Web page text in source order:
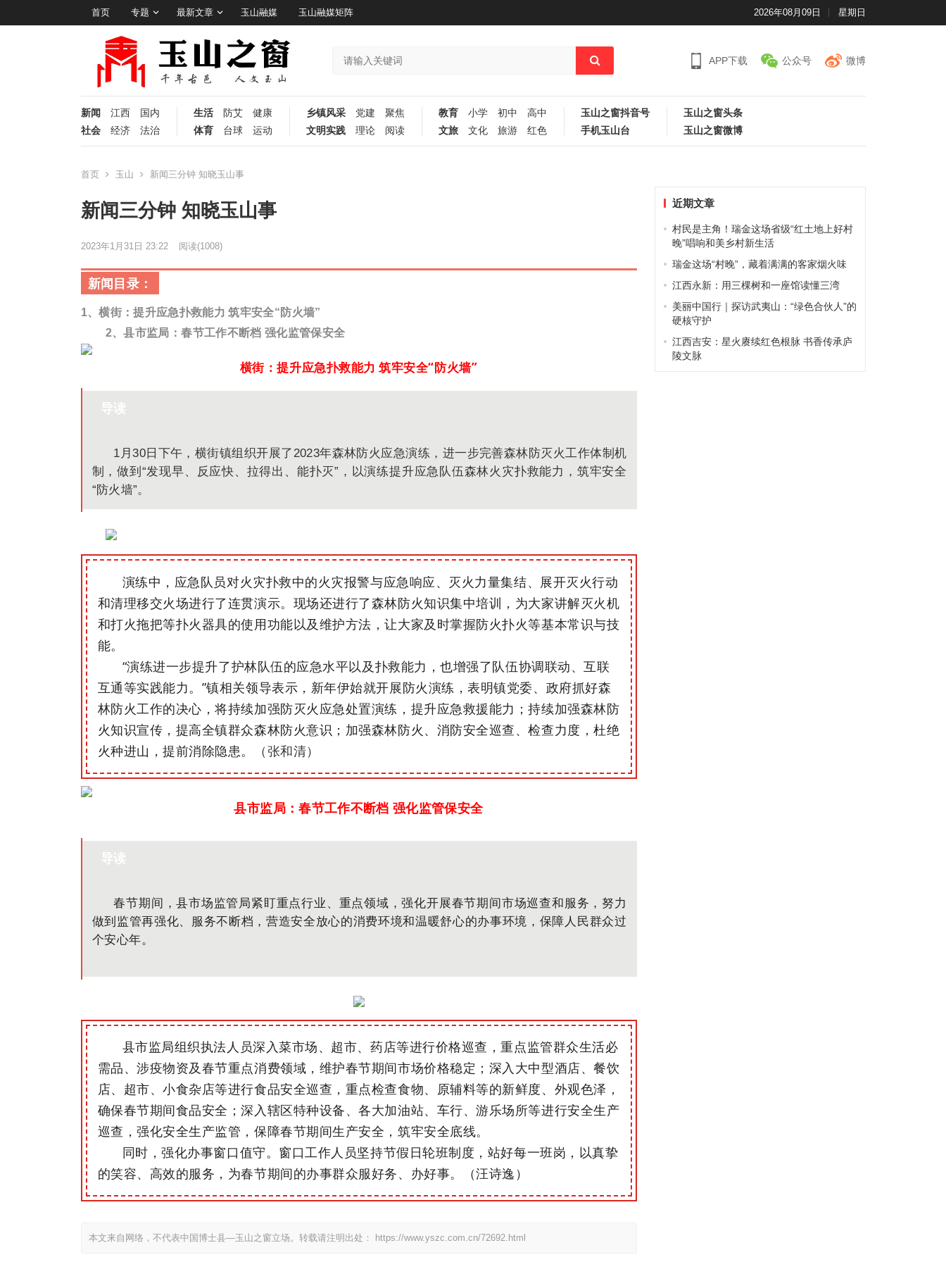
首页 专题 最新文章 玉山融媒 玉山融媒矩阵 2026年08月09日 星期日
APP下载 公众号 微博
新闻 江西
国内
社会
经济 法治
生活 防艾
健康
体育
台球 运动
乡镇风采 党建
聚焦
文明实践
理论 阅读
教育 小学 初中
高中
文旅
文化 旅游 红色
玉山之窗抖音号
手机玉山台
玉山之窗头条
玉山之窗微博
首页 玉山 新闻三分钟 知晓玉山事
新闻三分钟 知晓玉山事
2023年1月31日 23:22 阅读(1008)
新闻目录：
1、横街：提升应急扑救能力 筑牢安全“防火墙”
2、县市监局：春节工作不断档 强化监管保安全
横街：提升应急扑救能力 筑牢安全“防火墙”
导读
1月30日下午，横街镇组织开展了2023年森林防火应急演练，进一步完善森林防灭火工作体制机
制，做到“发现早、反应快、拉得出、能扑灭”，以演练提升应急队伍森林火灾扑救能力，筑牢安全
“防火墙”。
演练中，应急队员对火灾扑救中的火灾报警与应急响应、灭火力量集结、展开灭火行动
和清理移交火场进行了连贯演示。现场还进行了森林防火知识集中培训，为大家讲解灭火机
和打火拖把等扑火器具的使用功能以及维护方法，让大家及时掌握防火扑火等基本常识与技
能。
“演练进一步提升了护林队伍的应急水平以及扑救能力，也增强了队伍协调联动、互联
互通等实践能力。”镇相关领导表示，新年伊始就开展防火演练，表明镇党委、政府抓好森
林防火工作的决心，将持续加强防灭火应急处置演练，提升应急救援能力；持续加强森林防
火知识宣传，提高全镇群众森林防火意识；加强森林防火、消防安全巡查、检查力度，杜绝
火种进山，提前消除隐患。
（张和清）
县市监局：春节工作不断档 强化监管保安全
导读
春节期间，县市场监管局紧盯重点行业、重点领域，强化开展春节期间市场巡查和服务，努力
做到监管再强化、服务不断档，营造安全放心的消费环境和温暖舒心的办事环境，保障人民群众过
个安心年。
县市监局组织执法人员深入菜市场、超市、药店等进行价格巡查，重点监管群众生活必
需品、涉疫物资及春节重点消费领域，维护春节期间市场价格稳定；深入大中型酒店、餐饮
店、超市、小食杂店等进行食品安全巡查，重点检查食物、原辅料等的新鲜度、外观色泽，
确保春节期间食品安全；深入辖区特种设备、各大加油站、车行、游乐场所等进行安全生产
巡查，强化安全生产监管，保障春节期间生产安全，筑牢安全底线。
同时，强化办事窗口值守。窗口工作人员坚持节假日轮班制度，站好每一班岗，以真挚
的笑容、高效的服务，为春节期间的办事群众服好务、办好事。（汪诗逸）
本文来自网络，不代表中国博士县—玉山之窗立场。转载请注明出处： https://www.yszc.com.cn/72692.html
近期文章
村民是主角！瑞金这场省级“红土地上好村
晚”唱响和美乡村新生活
瑞金这场“村晚”，藏着满满的客家烟火味
江西永新：用三棵树和一座馆读懂三湾
美丽中国行｜探访武夷山：“绿色合伙人”的
硬核守护
江西吉安：星火赓续红色根脉 书香传承庐
陵文脉